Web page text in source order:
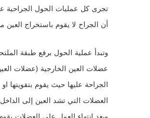
تجرى كل عمليات الحول الجراحية
أن الجراح لا يقوم باستخراج العين
وتبدأ عملية الحول برفع طبقة
عضلات العين الخارجية (عضلات
الجراحة عليها حيث يقوم
العضلات التي تشد العين إلى